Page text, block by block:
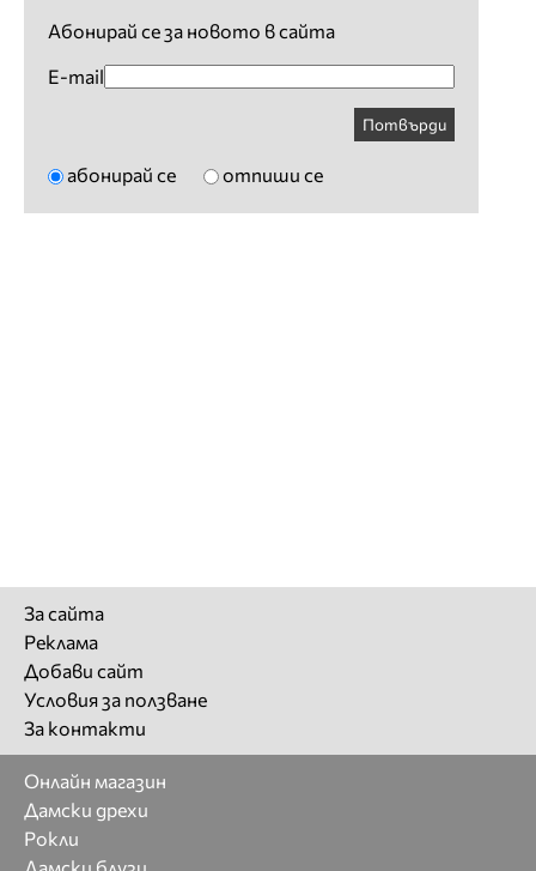
Абонирай се за новото в сайта
E-mail
Потвърди
абонирай се отпиши се
За сайта
Реклама
Добави сайт
Условия за ползване
За контакти
Онлайн магазин
Дамски дрехи
Рокли
Дамски блузи